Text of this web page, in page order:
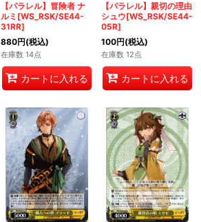
【パラレル】冒険者 ナ
ルミ[WS_RSK/SE44-
31RR]
880円(税込)
在庫数 14点
カートに入れる
【パラレル】親切の理由
シュウ[WS_RSK/SE44-
05R]
100円(税込)
在庫数 12点
カートに入れる